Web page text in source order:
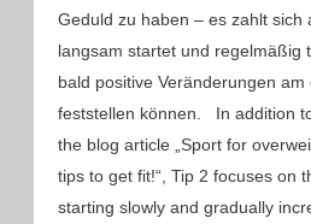
Geduld zu haben – es zahlt sich
langsam startet und regelmäßig
bald positive Veränderungen
feststellen können. In addition
the blog article „Sport for
tips to get fit!“, Tip 2 focuses on
starting slowly and gradually